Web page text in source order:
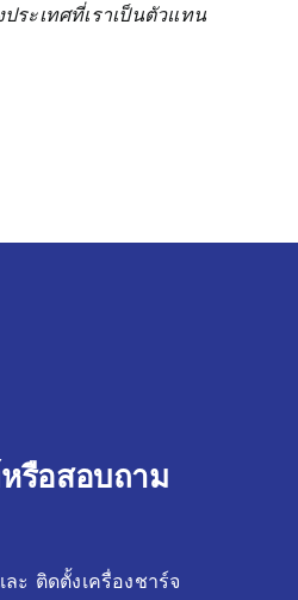
ระเทศที่เราเป็นตัวแทน
รือสอบถาม
ะ ติดตั้งเครื่องชาร์จ